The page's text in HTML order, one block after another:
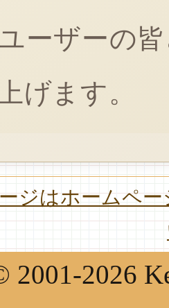
ーザーの
げます。
ジはホームペ
2001-2026